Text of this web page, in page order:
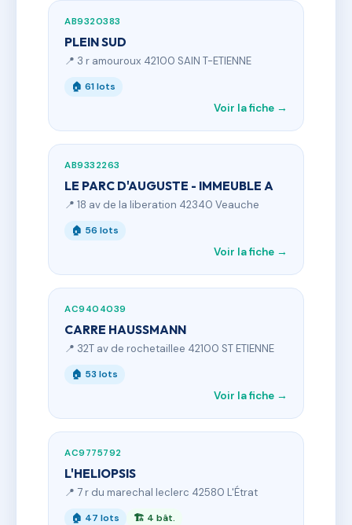
AB9320383
PLEIN SUD
📍 3 r amouroux 42100 SAIN T-ETIENNE
🏠 61 lots
Voir la fiche →
AB9332263
LE PARC D'AUGUSTE - IMMEUBLE A
📍 18 av de la liberation 42340 Veauche
🏠 56 lots
Voir la fiche →
AC9404039
CARRE HAUSSMANN
📍 32T av de rochetaillee 42100 ST ETIENNE
🏠 53 lots
Voir la fiche →
AC9775792
L'HELIOPSIS
📍 7 r du marechal leclerc 42580 L'Étrat
🏠 47 lots 🏗 4 bât.